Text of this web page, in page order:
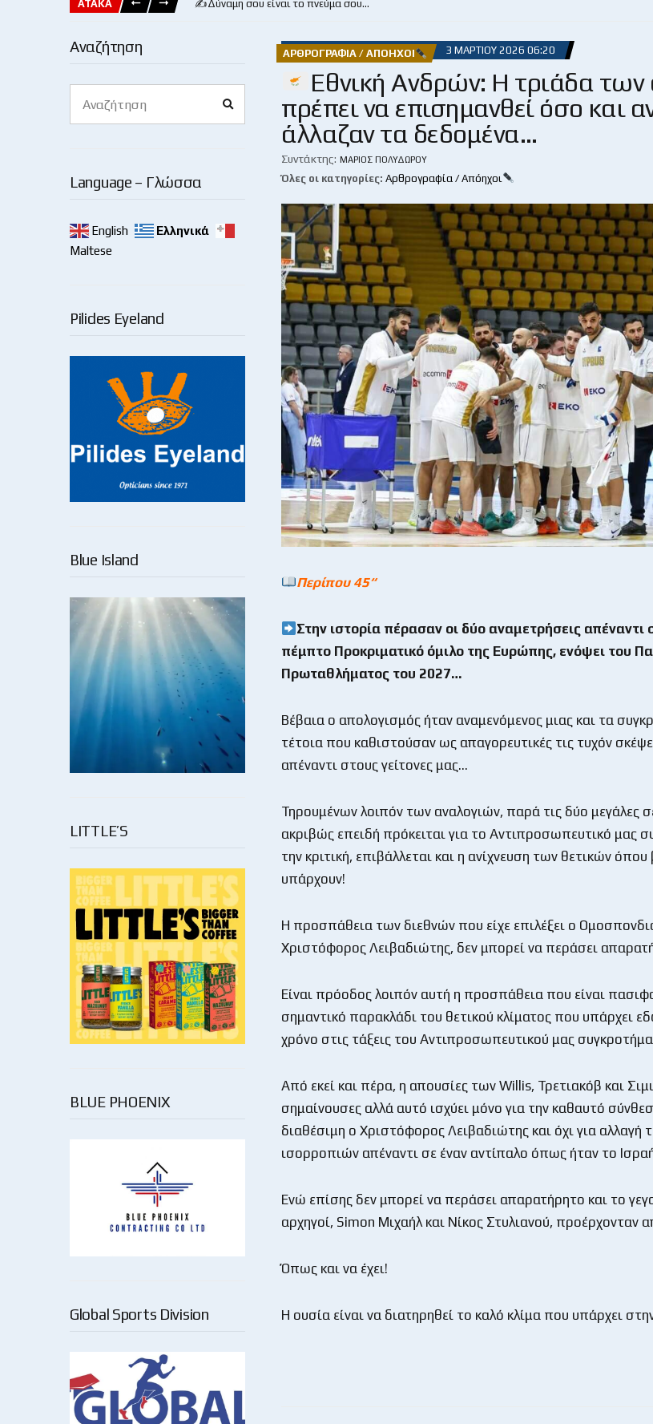
ΑΤΑΚΑ ✍️Δύναμη σου είναι το πνεύμα σου…
Αναζήτηση
for:
Language – Γλώσσα
English
Ελληνικά
Maltese
Pilides Eyeland
Blue Island
LITTLE’S
BLUE PHOENIX
Global Sports Division
ΑΡΘΡΟΓΡΑΦΊΑ / ΑΠΌΗΧΟΙ 3 ΜΑΡΤΊΟΥ 2026 06:20
Εθνική Ανδρών: Η τριάδα
πρέπει να επισημανθεί όσο και
άλλαζαν τα δεδομένα…
Συντάκτης: ΜΆΡΙΟΣ ΠΟΛΥΔΏΡΟΥ
Όλες οι κατηγορίες: Αρθρογραφία / Απόηχοι
Περίπου 45“
Στην ιστορία πέρασαν οι δύο αναμετρήσεις απέναντι
πέμπτο Προκριματικό όμιλο της Ευρώπης, ενόψει του
Πρωταθλήματος του 2027…
Βέβαια ο απολογισμός ήταν αναμενόμενος μιας και τα
τέτοια που καθιστούσαν ως απαγορευτικές τις τυχόν
απέναντι στους γείτονες μας…
Τηρουμένων λοιπόν των αναλογιών, παρά τις δύο μεγάλες
ακριβώς επειδή πρόκειται για το Αντιπροσωπευτικό μας
την κριτική, επιβάλλεται και η ανίχνευση των θετικών
υπάρχουν!
Η προσπάθεια των διεθνών που είχε επιλέξει ο
Χριστόφορος Λειβαδιώτης, δεν μπορεί να περάσει
Είναι πρόοδος λοιπόν αυτή η προσπάθεια που είναι
σημαντικό παρακλάδι του θετικού κλίματος που υπάρχει
χρόνο στις τάξεις του Αντιπροσωπευτικού μας
Από εκεί και πέρα, η απουσίες των Willis, Τρετιακόβ και
σημαίνουσες αλλά αυτό ισχύει μόνο για την καθαυτό
διαθέσιμη ο Χριστόφορος Λειβαδιώτης και όχι για αλλαγή
ισορροπιών απέναντι σε έναν αντίπαλο όπως ήταν το
Ενώ επίσης δεν μπορεί να περάσει απαρατήρητο και το
αρχηγοί, Simon Μιχαήλ και Νίκος Στυλιανού, προέρχονταν
Όπως και να έχει!
Η ουσία είναι να διατηρηθεί το καλό κλίμα που υπάρχει